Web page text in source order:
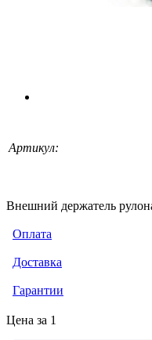
Артикул:
Внешний держатель
Оплата
Доставка
Гарантии
Цена за 1